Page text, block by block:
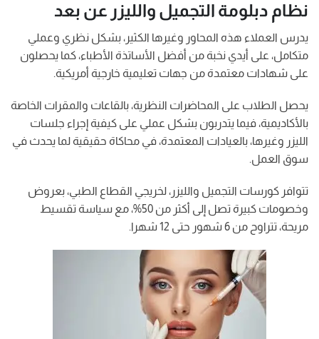
نظام دبلومة التجميل والليزر عن بعد
يدرس العملاء هذه المحاور وغيرها الكثير، بشكل نظري وعملي
متكامل، على أيدي نخبة من أفضل الأساتذة الأطباء، كما يحصلون
على شهادات معتمدة من جهات تعليمية خارجية أمريكية.
يحصل الطلاب على المحاضرات النظرية، بالقاعات والمقرات الخاصة
بالأكاديمية، فيما يتدربون بشكل عملي على كيفية إجراء جلسات
الليزر وغيرها، بالعيادات المعتمدة، في محاكاة حقيقية لما يحدث في
سوق العمل.
تتوافر كورسات التجميل والليزر، لخريجي القطاع الطبي، بعروض
وخصومات كبيرة تصل إلى أكثر من 50%، مع سياسة تقسيط
مريحة، تتراوح من 6 شهور حتى 12 شهرا.